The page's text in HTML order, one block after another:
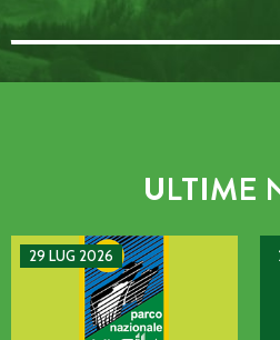
Email Address::: (required)
ULTIME
29 LUG 2026
AVVISO DI GUASTO SULLA